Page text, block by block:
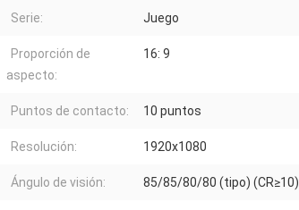
Serie: Juego
Proporción de
aspecto:
16: 9
Puntos de contacto: 10 puntos
Resolución: 1920x1080
Ángulo de visión: 85/85/80/80 (tipo) (CR≥10)